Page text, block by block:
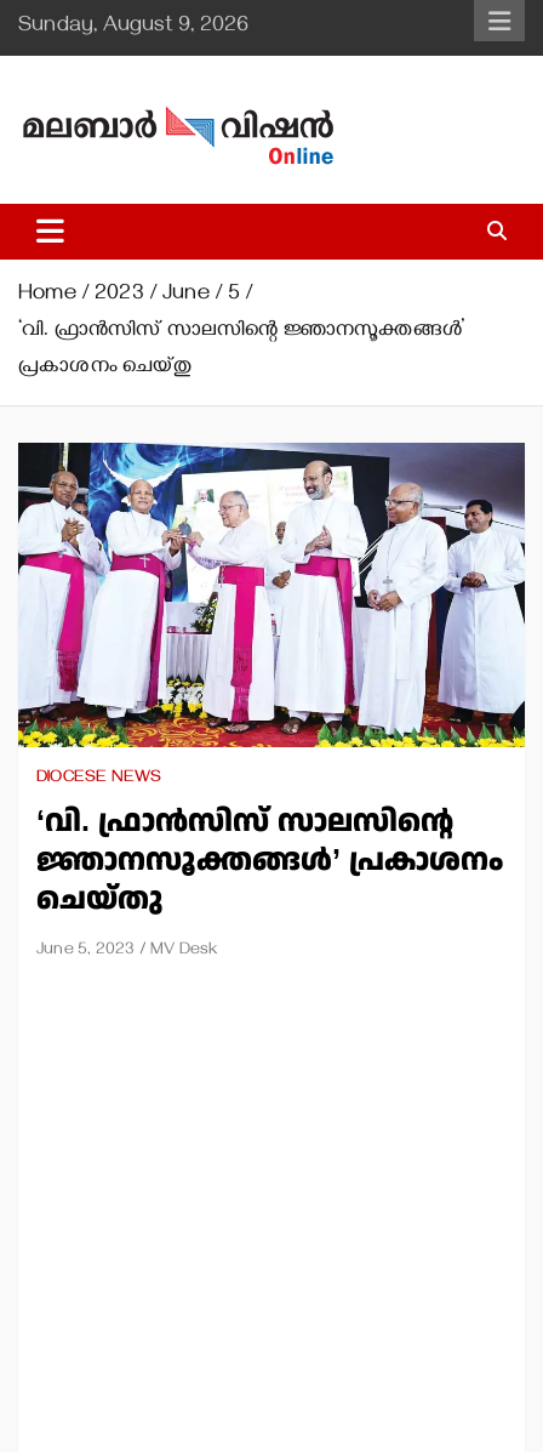
Skip
to
Sunday, August 9, 2026
Malabar Vision Online
Illuminating Diocesan News with Divine Clarity.
Home 2023 June
5
‘വി. ഫ്രാന്‍സിസ് സാലസിന്റെ ജ്ഞാനസൂക്തങ്ങള്‍’
പ്രകാശനം ചെയ്തു
DIOCESE NEWS
‘വി. ഫ്രാന്‍സിസ് സാലസിന്റെ
ജ്ഞാനസൂക്തങ്ങള്‍’ പ്രകാശനം
ചെയ്തു
June 5, 2023 MV Desk